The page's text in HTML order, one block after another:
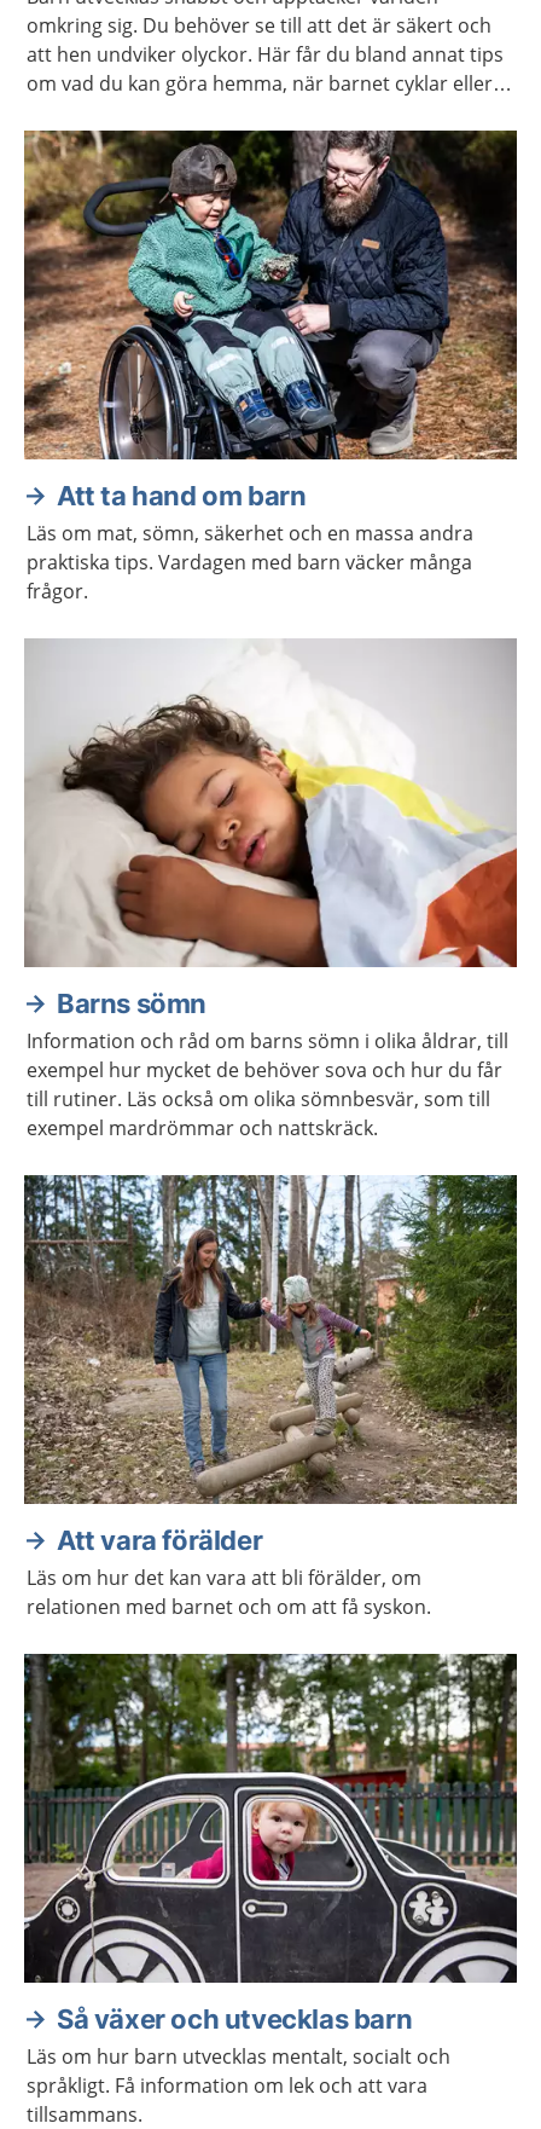
omkring sig. Du behöver se till att det är säkert och
att hen undviker olyckor. Här får du bland annat tips
om vad du kan göra hemma, när barnet cyklar eller
Att ta hand om barn
Läs om mat, sömn, säkerhet och en massa andra
praktiska tips. Vardagen med barn väcker många
frågor.
Barns sömn
Information och råd om barns sömn i olika åldrar, till
exempel hur mycket de behöver sova och hur du får
till rutiner. Läs också om olika sömnbesvär, som till
exempel mardrömmar och nattskräck.
Att vara förälder
Läs om hur det kan vara att bli förälder, om
relationen med barnet och om att få syskon.
Så växer och utvecklas barn
Läs om hur barn utvecklas mentalt, socialt och
språkligt. Få information om lek och att vara
tillsammans.